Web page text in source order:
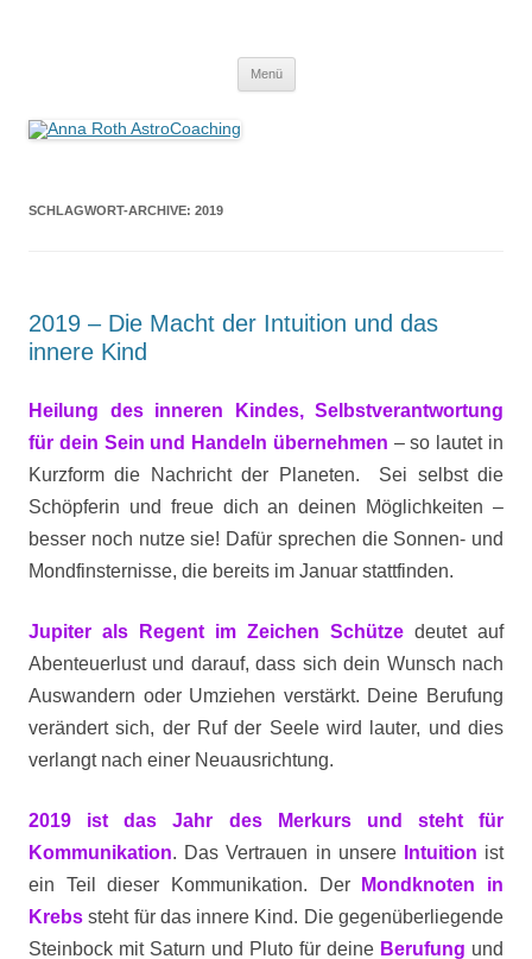
Menü
SCHLAGWORT-ARCHIVE: 2019
2019 – Die Macht der Intuition und das
innere Kind
Heilung des inneren Kindes, Selbstverantwortung
für dein Sein und Handeln übernehmen – so lautet in
Kurzform die Nachricht der Planeten. Sei selbst die
Schöpferin und freue dich an deinen Möglichkeiten –
besser noch nutze sie! Dafür sprechen die Sonnen- und
Mondfinsternisse, die bereits im Januar stattfinden.
Jupiter als Regent im Zeichen Schütze deutet auf
Abenteuerlust und darauf, dass sich dein Wunsch nach
Auswandern oder Umziehen verstärkt. Deine Berufung
verändert sich, der Ruf der Seele wird lauter, und dies
verlangt nach einer Neuausrichtung.
2019 ist das Jahr des Merkurs und steht für
Kommunikation. Das Vertrauen in unsere Intuition ist
ein Teil dieser
Kommunikation. Der
Mondknoten in
Krebs steht für das innere Kind. Die gegenüberliegende
Steinbock mit Saturn und Pluto für deine Berufung und